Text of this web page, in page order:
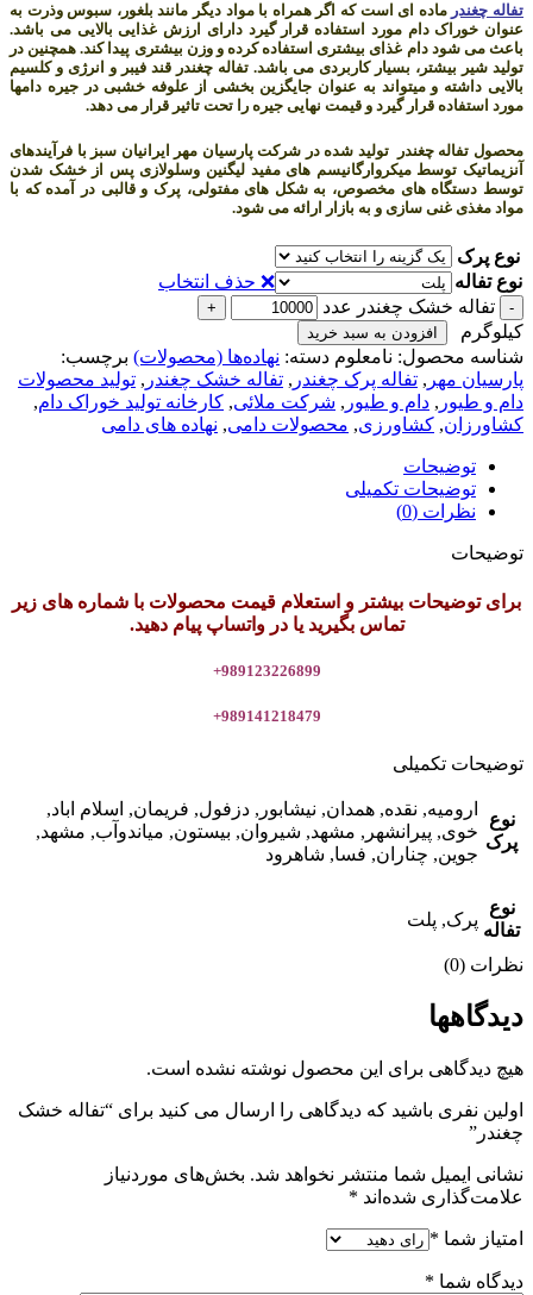
تفاله چغندر ماده ای است که اگر همراه با مواد دیگر مانند بلغور، سبوس وذرت به
عنوان خوراک دام مورد استفاده قرار گیرد دارای ارزش غذایی بالایی می باشد.
باعث می شود دام غذای بیشتری استفاده کرده و وزن بیشتری پیدا کند. همچنین در
تولید شیر بیشتر، بسیار کاربردی می باشد. تفاله چغندر قند فیبر و انرژی و کلسیم
بالایی داشته و می­تواند به عنوان جایگزین بخشی از علوفه خشبی در جیره دام­ها
مورد استفاده قرار گیرد و قیمت نهایی جیره را تحت تاثیر قرار می دهد.
محصول تفاله چغندر تولید شده در شرکت پارسیان مهر ایرانیان سبز با فرآیندهای
آنزیماتیک توسط میکروارگانیسم­ های مفید لیگنین وسلولازی پس از خشک شدن
توسط دستگاه های مخصوص، به شکل های مفتولی، پرک و قالبی در آمده که با
مواد مغذی غنی سازی و به بازار ارائه می شود.
نوع پرک
نوع تفاله
❌ حذف انتخاب
تفاله خشک چغندر عدد
کیلوگرم
افزودن به سبد خرید
شناسه محصول: نامعلوم دسته: نهاده‌ها (محصولات) برچسب:
پارسیان مهر , تفاله پرک چغندر , تفاله خشک چغندر , تولید محصولات
دام و طیور , دام و طیور , شرکت ملائی, کارخانه تولید خوراک دام,
کشاورزان, کشاورزی, محصولات دامی, نهاده های دامی
توضیحات
توضیحات تکمیلی
نظرات (0)
توضیحات
برای توضیحات بیشتر و استعلام قیمت محصولات با شماره های زیر
تماس بگیرید یا در واتساپ پیام دهید.
989123226899+
989141218479+
توضیحات تکمیلی
نوع
پرک
ارومیه, نقده, همدان, نیشابور, دزفول, فریمان, اسلام اباد,
خوی, پیرانشهر, مشهد, شیروان, بیستون, میاندوآب, مشهد,
جوین, چناران, فسا, شاهرود
نوع
تفاله
پرک, پلت
نظرات (0)
دیدگاهها
هیچ دیدگاهی برای این محصول نوشته نشده است.
اولین نفری باشید که دیدگاهی را ارسال می کنید برای “تفاله خشک
چغندر”
نشانی ایمیل شما منتشر نخواهد شد. بخش‌های موردنیاز
علامت‌گذاری شده‌اند *
امتیاز شما *
دیدگاه شما *